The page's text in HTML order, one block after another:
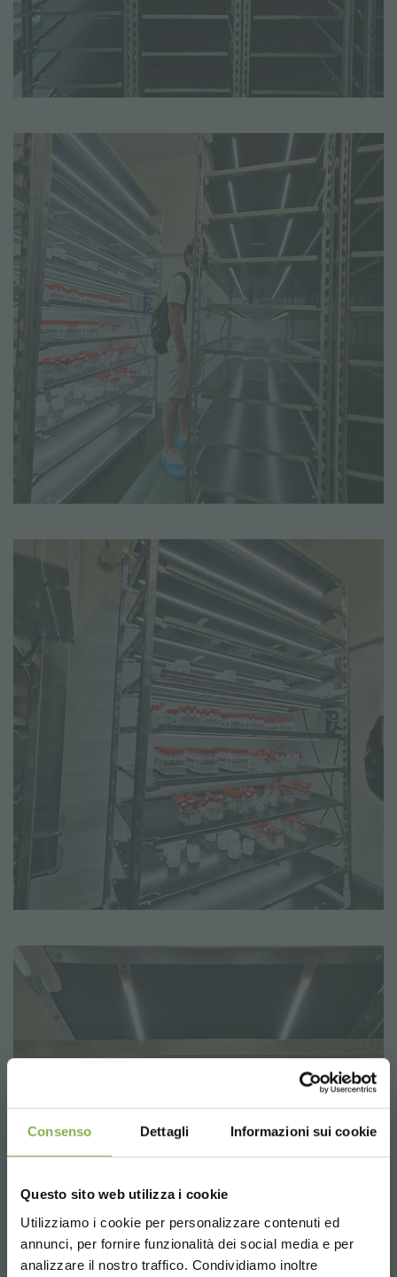
Consenso Dettagli Informazioni sui cookie
Questo sito web utilizza i cookie
Utilizziamo i cookie per personalizzare contenuti ed
annunci, per fornire funzionalità dei social media e per
analizzare il nostro traffico. Condividiamo inoltre